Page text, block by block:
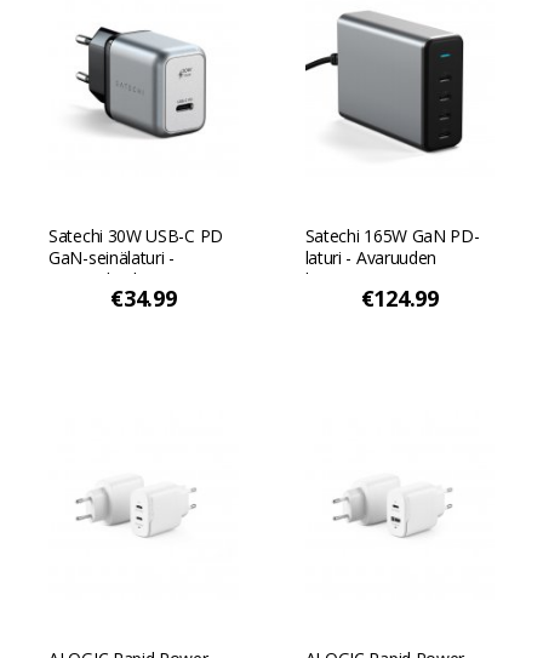
Satechi 30W USB-C PD
GaN-seinälaturi -
Avaruuden harmaa
€34.99
Satechi 165W GaN PD-
laturi - Avaruuden
harmaa
€124.99